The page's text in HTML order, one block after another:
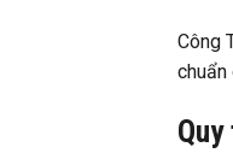
Công
chuẩn